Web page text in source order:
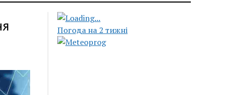
Погода на 2 тижні